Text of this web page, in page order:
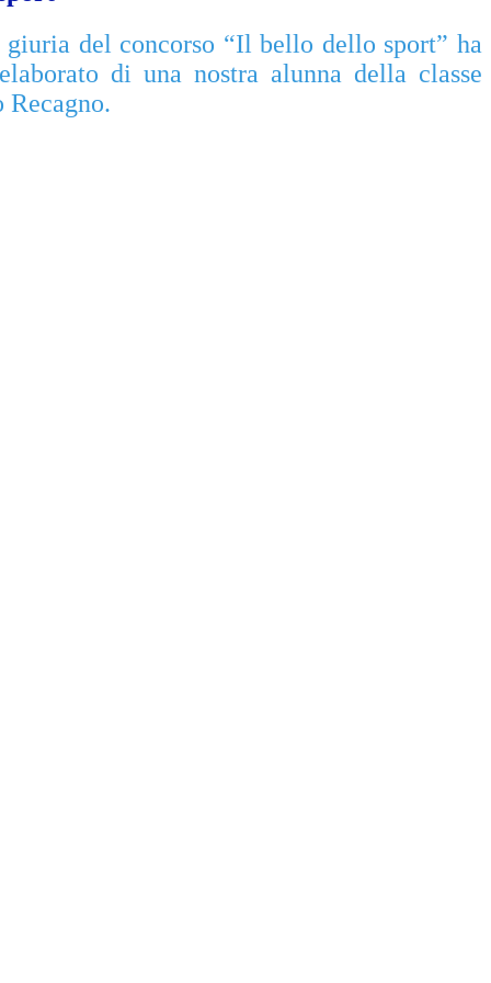
giuria del concorso “Il bello dello sport” ha
di una nostra alunna della classe
Recagno.